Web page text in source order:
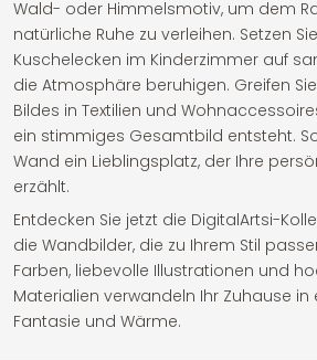
Wald- oder Himmelsmotiv, um dem
natürliche Ruhe zu verleihen. Setzen
Kuschelecken im Kinderzimmer auf
die Atmosphäre beruhigen. Greifen
Bildes in Textilien und
ein stimmiges Gesamtbild entsteht.
Wand ein Lieblingsplatz, der Ihre
erzählt.
Entdecken Sie jetzt die DigitalArtsi-
die Wandbilder, die zu Ihrem Stil
Farben, liebevolle Illustrationen und
Materialien verwandeln Ihr Zuhause in
Fantasie und Wärme.